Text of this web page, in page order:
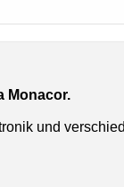
Monacor.
und